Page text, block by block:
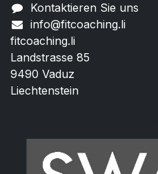
Kontaktieren Sie uns
info@fitcoaching.li
fitcoaching.li
Landstrasse 85
9490 Vaduz
Liechtenstein